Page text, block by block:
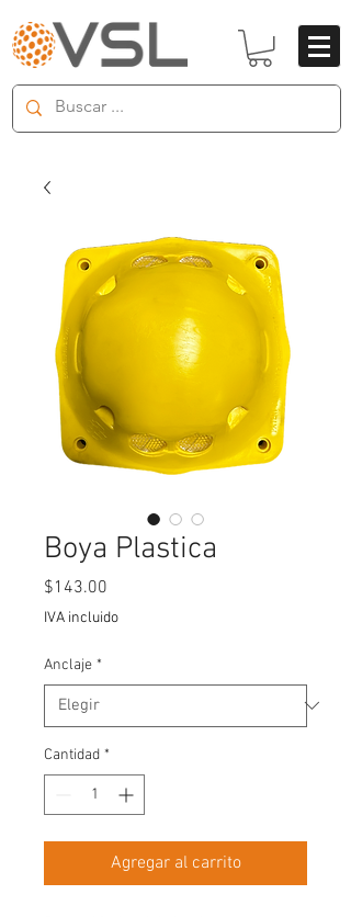
Boya Plastica
$143.00
IVA incluido
Anclaje *
Cantidad *
Agregar al carrito